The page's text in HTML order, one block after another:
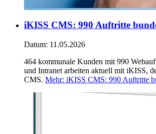
iKISS CMS: 990 Auftritte
Datum: 11.05.2026
464 kommunale Kunden mit 990
und Intranet arbeiten aktuell mit iKISS,
CMS. Mehr: iKISS CMS: 990 Auftritte